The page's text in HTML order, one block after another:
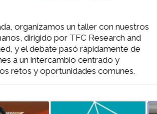
organizamos un taller con nuestros
dirigido por TFC Research and
y el debate pasó rápidamente de
a un intercambio centrado y
retos y oportunidades comunes.